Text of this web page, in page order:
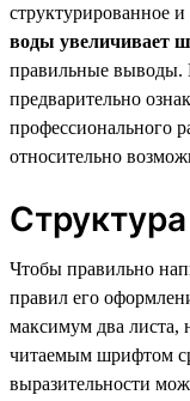
структурированное
воды увеличивает
правильные выводы.
предварительно
профессионального
относительно
Чтобы правильно
правил его
максимум два
читаемым шрифтом
выразительности